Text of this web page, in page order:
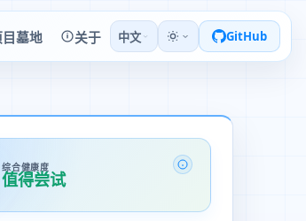
墓地 关于 中文 GitHub
综合健康度
值得尝试